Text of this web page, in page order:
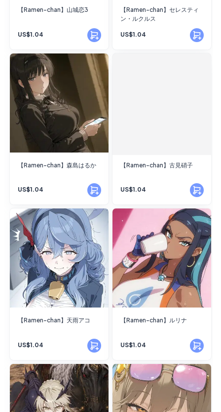
【Ramen-chan】山城恋3
US$1.04
【Ramen-chan】セレスティ
ン・ルクルス
US$1.04
【Ramen-chan】森島はるか
US$1.04
【Ramen-chan】古見硝子
US$1.04
【Ramen-chan】天雨アコ
US$1.04
【Ramen-chan】ルリナ
US$1.04